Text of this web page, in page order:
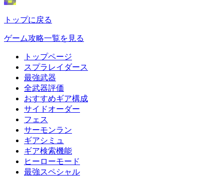
トップに戻る
ゲーム攻略一覧を見る
トップページ
スプラレイダース
最強武器
全武器評価
おすすめギア構成
サイドオーダー
フェス
サーモンラン
ギアシミュ
ギア検索機能
ヒーローモード
最強スペシャル